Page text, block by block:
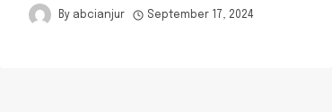
By abcianjur September 17, 2024